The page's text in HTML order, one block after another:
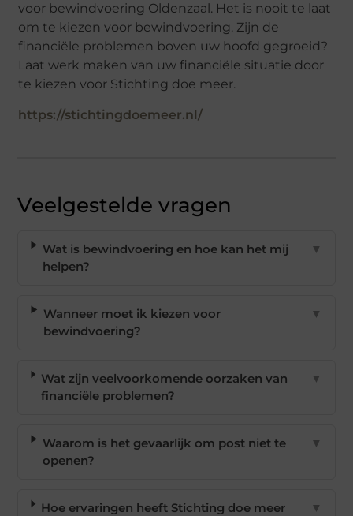
voor bewindvoering Oldenzaal. Het is nooit te laat
om te kiezen voor bewindvoering. Zijn de
financiële problemen boven uw hoofd gegroeid?
Laat werk maken van uw financiële situatie door
te kiezen voor Stichting doe meer.
https://stichtingdoemeer.nl/
Veelgestelde vragen
Wat is bewindvoering en hoe kan het mij
helpen?
▼
Wanneer moet ik kiezen voor
bewindvoering?
▼
Wat zijn veelvoorkomende oorzaken van
financiële problemen?
▼
Waarom is het gevaarlijk om post niet te
openen?
▼
Hoe ervaringen heeft Stichting doe meer ▼